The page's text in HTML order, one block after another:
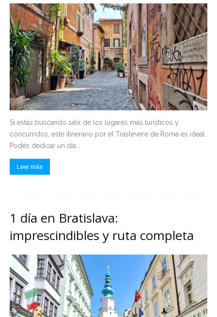
Si estás buscando salir de los lugares más turísticos y
concurridos, este itinerario por el Trastevere de Roma es ideal.
Podés dedicar un día...
Leer más
1 día en Bratislava:
imprescindibles y ruta completa